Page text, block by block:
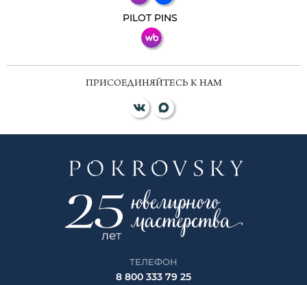
PILOT PINS
ПРИСОЕДИНЯЙТЕСЬ К НАМ
ТЕЛЕФОН
8 800 333 79 25